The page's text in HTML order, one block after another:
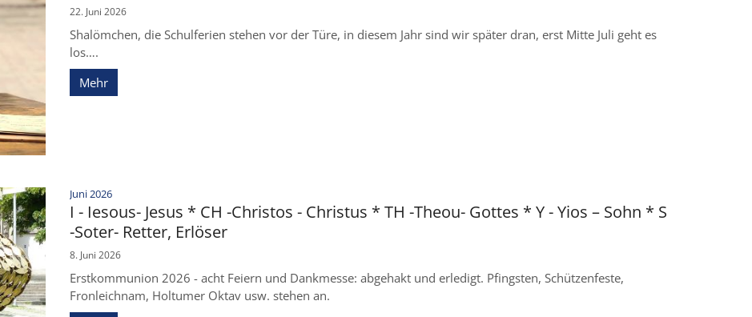
22. Juni 2026
Shalömchen, die Schulferien stehen vor der Türe, in diesem Jahr sind wir später dran, erst Mitte Juli geht es
los….
Mehr
Juni 2026:
I - Iesous- Jesus * CH -Christos - Christus * TH -Theou- Gottes * Y - Yios – Sohn * S
-Soter- Retter, Erlöser
8. Juni 2026
Erstkommunion 2026 - acht Feiern und Dankmesse: abgehakt und erledigt. Pfingsten, Schützenfeste,
Fronleichnam, Holtumer Oktav usw. stehen an.